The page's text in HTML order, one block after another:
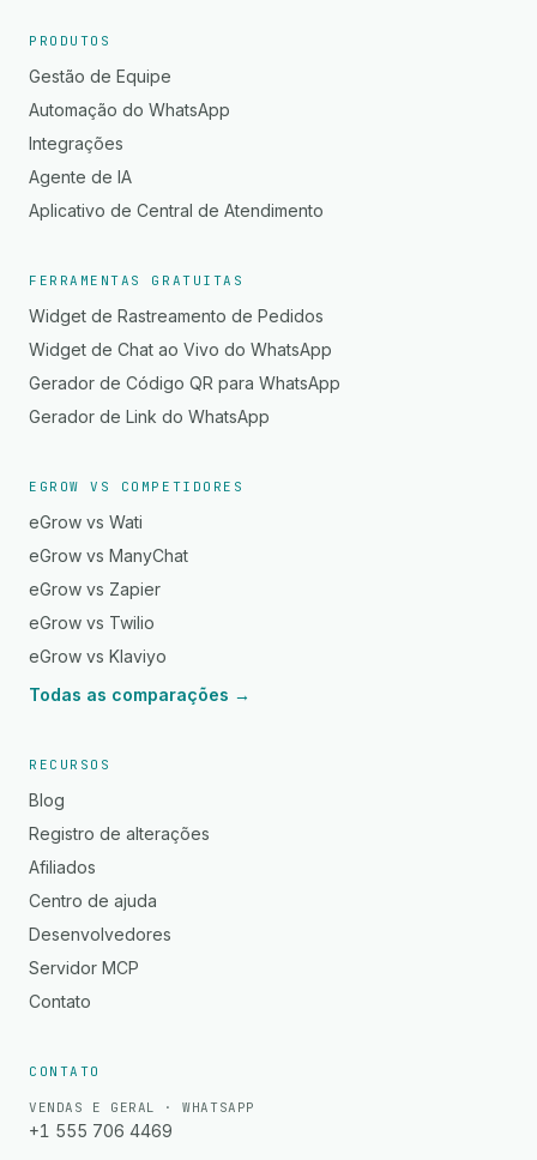
PRODUTOS
Gestão de Equipe
Automação do WhatsApp
Integrações
Agente de IA
Aplicativo de Central de Atendimento
FERRAMENTAS GRATUITAS
Widget de Rastreamento de Pedidos
Widget de Chat ao Vivo do WhatsApp
Gerador de Código QR para WhatsApp
Gerador de Link do WhatsApp
EGROW VS COMPETIDORES
eGrow vs Wati
eGrow vs ManyChat
eGrow vs Zapier
eGrow vs Twilio
eGrow vs Klaviyo
Todas as comparações →
RECURSOS
Blog
Registro de alterações
Afiliados
Centro de ajuda
Desenvolvedores
Servidor MCP
Contato
CONTATO
VENDAS E GERAL · WHATSAPP
+1 555 706 4469